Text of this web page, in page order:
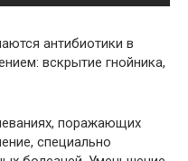
антибиотики в
вскрытие гнойника,
поражающих
специально